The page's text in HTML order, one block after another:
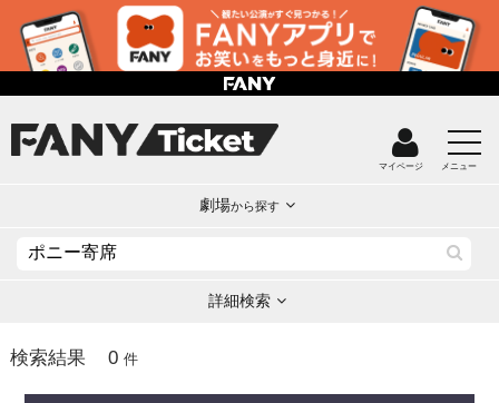
マイページ メニュー
劇場から探す
詳細検索
検索結果 0 件